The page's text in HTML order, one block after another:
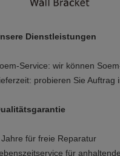
Dienstleistungen
Service: wir können
probieren Sie
Jahre für freie Reparatur
für